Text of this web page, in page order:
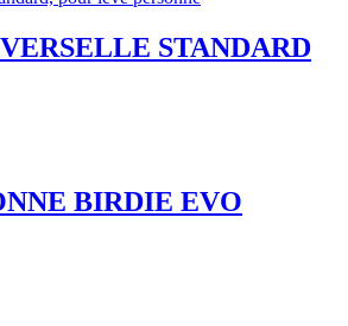
STANDARD
BIRDIE EVO